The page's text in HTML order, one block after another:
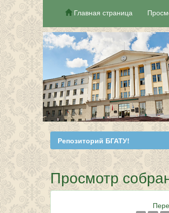
Skip
navigation
Главная страница
Репозиторий БГАТУ!
Просмотр